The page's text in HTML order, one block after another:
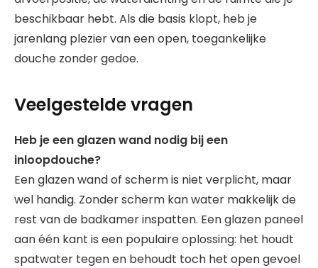
beschikbaar hebt. Als die basis klopt, heb je
jarenlang plezier van een open, toegankelijke
douche zonder gedoe.
Veelgestelde vragen
Heb je een glazen wand nodig bij een
inloopdouche?
Een glazen wand of scherm is niet verplicht, maar
wel handig. Zonder scherm kan water makkelijk de
rest van de badkamer inspatten. Een glazen paneel
aan één kant is een populaire oplossing: het houdt
spatwater tegen en behoudt toch het open gevoel